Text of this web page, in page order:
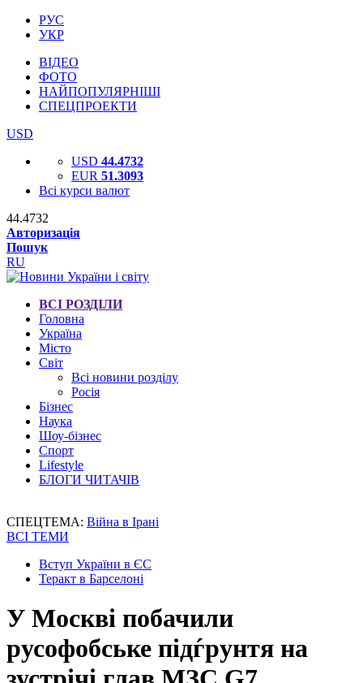
РУС
УКР
ВІДЕО
ФОТО
НАЙПОПУЛЯРНІШІ
СПЕЦПРОЕКТИ
USD
USD 44.4732
EUR 51.3093
Всі курси валют
44.4732
Авторизація
Пошук
RU
ВСІ РОЗДІЛИ
Головна
Україна
Місто
Світ
Всі новини розділу
Росія
Бізнес
Наука
Шоу-бізнес
Спорт
Lifestyle
БЛОГИ ЧИТАЧІВ
СПЕЦТЕМА: Війна в Ірані
ВСІ ТЕМИ
Вступ України в ЄС
Теракт в Барселоні
У Москві побачили
русофобське підѓрунтя на